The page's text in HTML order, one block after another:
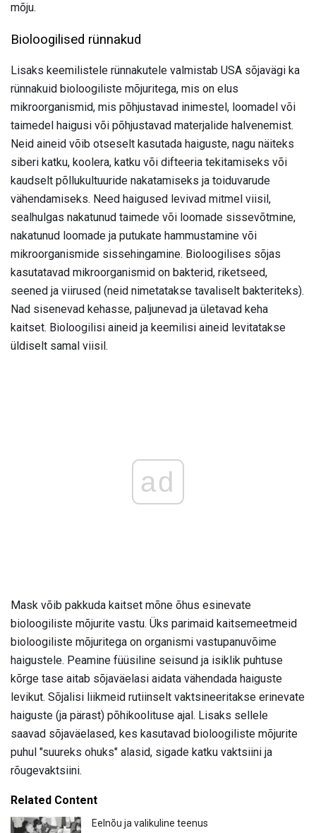
mõju.
Bioloogilised rünnakud
Lisaks keemilistele rünnakutele valmistab USA sõjavägi ka
rünnakuid bioloogiliste mõjuritega, mis on elus
mikroorganismid, mis põhjustavad inimestel, loomadel või
taimedel haigusi või põhjustavad materjalide halvenemist.
Neid aineid võib otseselt kasutada haiguste, nagu näiteks
siberi katku, koolera, katku või difteeria tekitamiseks või
kaudselt põllukultuuride nakatamiseks ja toiduvarude
vähendamiseks. Need haigused levivad mitmel viisil,
sealhulgas nakatunud taimede või loomade sissevõtmine,
nakatunud loomade ja putukate hammustamine või
mikroorganismide sissehingamine. Bioloogilises sõjas
kasutatavad mikroorganismid on bakterid, riketseed,
seened ja viirused (neid nimetatakse tavaliselt bakteriteks).
Nad sisenevad kehasse, paljunevad ja ületavad keha
kaitset. Bioloogilisi aineid ja keemilisi aineid levitatakse
üldiselt samal viisil.
ad
Mask võib pakkuda kaitset mõne õhus esinevate
bioloogiliste mõjurite vastu. Üks parimaid kaitsemeetmeid
bioloogiliste mõjuritega on organismi vastupanuvõime
haigustele. Peamine füüsiline seisund ja isiklik puhtuse
kõrge tase aitab sõjaväelasi aidata vähendada haiguste
levikut. Sõjalisi liikmeid rutiinselt vaktsineeritakse erinevate
haiguste (ja pärast) põhikoolituse ajal. Lisaks sellele
saavad sõjaväelased, kes kasutavad bioloogiliste mõjurite
puhul "suureks ohuks" alasid, sigade katku vaktsiini ja
rõugevaktsiini.
Related Content
Eelnõu ja valikuline teenus